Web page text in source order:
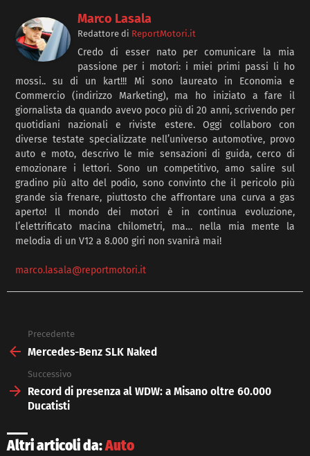
Marco Lasala
Redattore di ReportMotori.it
Credo di esser nato per comunicare la mia
passione per i motori: i miei primi passi li ho
mossi.. su di un kart!!! Mi sono laureato in Economia e
Commercio (indirizzo Marketing), ma ho iniziato a fare il
giornalista da quando avevo poco più di 20 anni, scrivendo per
quotidiani nazionali e riviste estere. Oggi collaboro con
diverse testate specializzate nell’universo automotive, provo
auto e moto, descrivo le mie sensazioni di guida, cerco di
emozionare i lettori. Sono un competitivo, amo salire sul
gradino più alto del podio, sono convinto che il pericolo più
grande sia frenare, piuttosto che affrontare una curva a gas
aperto! Il mondo dei motori è in continua evoluzione,
l’elettrificato macina chilometri, ma… nella mia mente la
melodia di un V12 a 8.000 giri non svanirà mai!
marco.lasala@reportmotori.it
more
Precedente
Mercedes-Benz SLK Naked
Successivo
Record di presenza al WDW: a Misano oltre 60.000
Ducatisti
Altri articoli da:Auto